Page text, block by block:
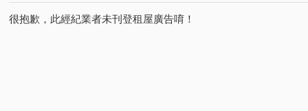
很抱歉，此經紀業者未刊登租屋廣告唷！